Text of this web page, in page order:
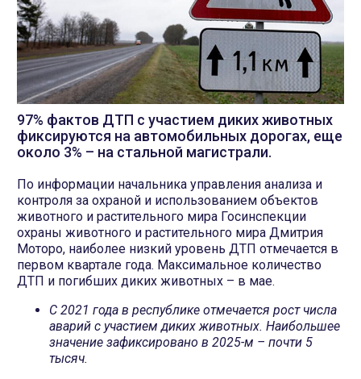
97% фактов ДТП с участием диких животных
фиксируются на автомобильных дорогах, еще
около 3% – на стальной магистрали.
По информации начальника управления анализа и
контроля за охраной и использованием объектов
животного и растительного мира Госинспекции
охраны животного и растительного мира Дмитрия
Моторо, наиболее низкий уровень ДТП отмечается в
первом квартале года. Максимальное количество
ДТП и погибших диких животных – в мае.
С 2021 года в республике отмечается рост числа
аварий с участием диких животных. Наибольшее
значение зафиксировано в 2025-м – почти 5
тысяч.